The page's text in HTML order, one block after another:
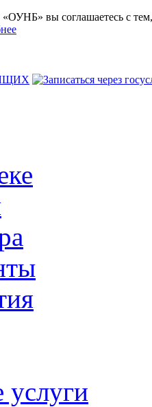
вы соглашаетесь с